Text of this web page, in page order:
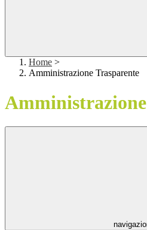
Home >
Amministrazione Trasparente